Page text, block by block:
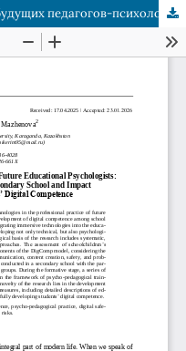
VR и AR технологии в практике будущих педагогов-психологов: опыт внедрения в средней школе и влияние на развитие цифровой компетентности школьников